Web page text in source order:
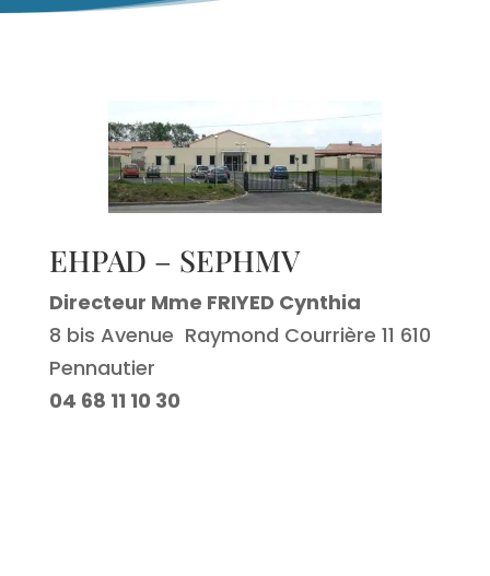
EHPAD – SEPHMV
Directeur Mme FRIYED Cynthia
8 bis Avenue Raymond Courrière 11 610
Pennautier
04 68 11 10 30